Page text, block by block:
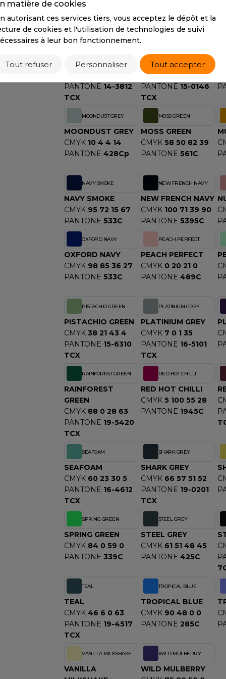
CMYK
PANTONE 347C
PANTONE 17-0636
TCX
LILAC
PANTONE 14-3812
TCX
LIME GREEN
CMYK 42 0 76 0
PANTONE 15-0146
TCX
MOONDUST GREY
MOONDUST GREY
CMYK 10 4 4 14
PANTONE 428Cp
MOSS GREEN
MOSS GREEN
CMYK 58 50 82 39
PANTONE 561C
NAVY SMOKE
NAVY SMOKE
CMYK 95 72 15 67
PANTONE 533C
NEW FRENCH NAVY
NEW FRENCH NAVY
CMYK 100 71 39 90
PANTONE 5395C
OXFORD NAVY
OXFORD NAVY
CMYK 98 85 36 27
PANTONE 533C
PEACH PERFECT
PEACH PERFECT
CMYK 0 20 21 0
PANTONE 489C
PISTACHIO GREEN
PISTACHIO GREEN
CMYK 38 21 43 4
PANTONE 15-6310
TCX
PLATINIUM GREY
PLATINIUM GREY
CMYK 7 0 1 35
PANTONE 16-5101
TCX
RAINFOREST GREEN
RAINFOREST
GREEN
CMYK 88 0 28 63
PANTONE 19-5420
TCX
RED HOT CHILLI
RED HOT CHILLI
CMYK 5 100 55 28
PANTONE 1945C
SEAFOAM
SEAFOAM
CMYK 60 23 30 5
PANTONE 16-4612
TCX
SHARK GREY
SHARK GREY
CMYK 66 57 51 52
PANTONE 19-0201
TCX
SPRING GREEN
SPRING GREEN
CMYK 84 0 59 0
PANTONE 339C
STEEL GREY
STEEL GREY
CMYK 61 51 48 45
PANTONE 425C
TEAL
TEAL
CMYK 46 6 0 63
PANTONE 19-4517
TCX
TROPICAL BLUE
TROPICAL BLUE
CMYK 90 48 0 0
PANTONE 285C
VANILLA MILKSHAKE
VANILLA
WILD MULBERRY
WILD MULBERRY
matière de cookies
autorisant ces services tiers, vous acceptez le dépôt et la
de cookies et l'utilisation de technologies de suivi
à leur bon fonctionnement.
Tout refuser Personnaliser Tout accepter